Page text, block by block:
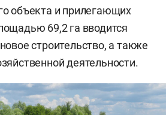
объекта и прилегающих
69,2 га вводится
строительство, а также
деятельности.